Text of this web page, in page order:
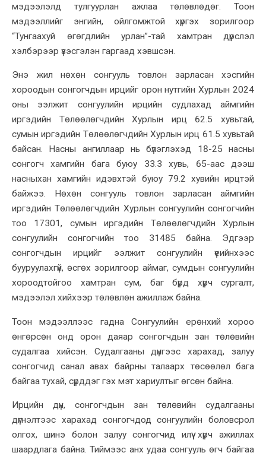
мэдээлэлд тулгуурлан ажлаа төлөвлөдөг. Тоон
мэдээллийг энгийн, ойлгомжтой хүргэх зорилгоор
“Тунгаахуй өгөгдлийн урлан”-тай хамтран дүрслэл
хэлбэрээр үзэсгэлэн гаргаад хэвшсэн.
Энэ жил нөхөн сонгууль товлон зарласан хэсгийн
хороодын сонгогчдын ирцийг орон нутгийн Хурлын 2024
оны ээлжит сонгуулийн ирцийн судлахад аймгийн
иргэдийн Төлөөлөгчдийн Хурлын ирц 62.5 хувьтай,
сумын иргэдийн Төлөөлөгчдийн Хурлын ирц 61.5 хувьтай
байсан. Насны ангиллаар нь бүлэглэхэд 18-25 насны
сонгогч хамгийн бага буюу 33.3 хувь, 65-аас дээш
насныхан хамгийн идэвхтэй буюу 79.2 хувийн ирцтэй
байжээ. Нөхөн сонгууль товлон зарласан аймгийн
иргэдийн Төлөөлөгчдийн Хурлын сонгуулийн сонгогчийн
тоо 17301, сумын иргэдийн Төлөөлөгчдийн Хурлын
сонгуулийн сонгогчийн тоо 31485 байна. Эдгээр
сонгогчдын ирцийг ээлжит сонгуулийн үеийнхээс
бууруулахгүй, өсгөх зорилгоор аймаг, сумдын сонгуулийн
хороодтойгоо хамтран сум, баг бүрд хүрч сургалт,
мэдээлэл хийхээр төлөвлөн ажиллаж байна.
Тоон мэдээллээс гадна Сонгуулийн ерөнхий хороо
өнгөрсөн онд орон даяар сонгогчдын зан төлөвийн
судалгаа хийсэн. Судалгааны дүнгээс харахад, залуу
сонгогчид санал авах байрны талаарх төсөөлөл бага
байгаа тухай, сүрддэг гэх мэт хариултыг өгсөн байна.
Ирцийн дүн, сонгогчдын зан төлөвийн судалгааны
дүгнэлтээс харахад сонгогчдод сонгуулийн боловсрол
олгох, шинэ болон залуу сонгогчид илүү хүрч ажиллах
шаардлага байна. Тиймээс анх удаа сонгууль өгч байгаа